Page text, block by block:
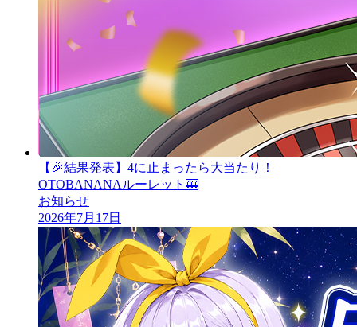
【🎉結果発表】4に止まったら大当たり！
OTOBANANAルーレット🎰
お知らせ
2026年7月17日